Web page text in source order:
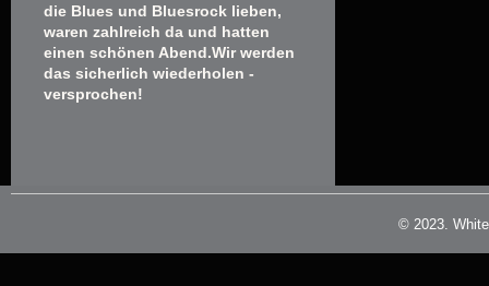
die Blues und Bluesrock lieben,
waren zahlreich da und hatten
einen schönen Abend.Wir werden
das sicherlich wiederholen -
versprochen!
© 2023.